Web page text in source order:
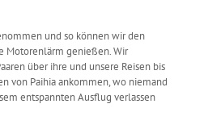
und so können wir den
Motorenlärm genießen. Wir
über ihre und unsere Reisen bis
von Paihia ankommen, wo niemand
entspannten Ausflug verlassen